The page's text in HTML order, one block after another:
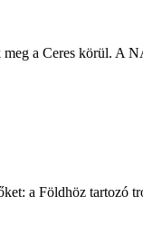
a Ceres körül. A
a Földhöz